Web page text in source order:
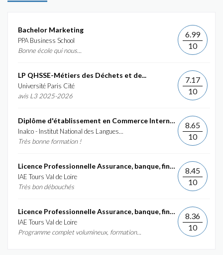
Bachelor Marketing
PPA Business School
Bonne école qui nous...
6.99
10
LP QHSSE-Métiers des Déchets et de...
Université Paris Cité
avis L3 2025-2026
7.17
10
Diplôme d'établissement en Commerce International et...
Inalco - Institut National des Langues...
Très bonne formation !
8.65
10
Licence Professionnelle Assurance, banque, finance :...
IAE Tours Val de Loire
Très bon débouchés
8.45
10
Licence Professionnelle Assurance, banque, finance :...
IAE Tours Val de Loire
Programme complet volumineux, formation...
8.36
10